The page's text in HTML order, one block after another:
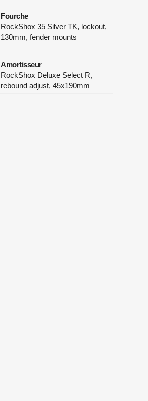
Fourche
RockShox 35 Silver TK, lockout,
130mm, fender mounts
Amortisseur
RockShox Deluxe Select R,
rebound adjust, 45x190mm